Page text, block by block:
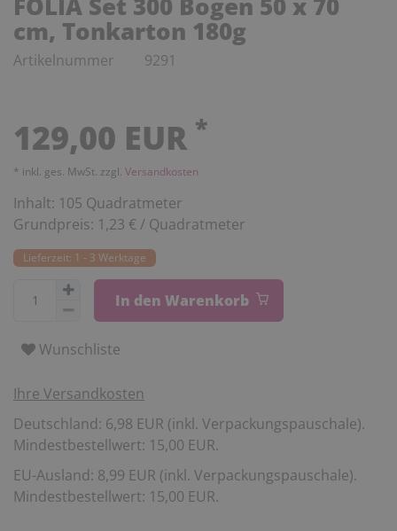
cm, Tonkarton 180g
Artikelnummer 9291
129,00 EUR *
* inkl. ges. MwSt. zzgl. Versandkosten
Inhalt: 105 Quadratmeter
Grundpreis: 1,23 € / Quadratmeter
Lieferzeit: 1 - 3 Werktage
In den Warenkorb
Wunschliste
Ihre Versandkosten
Deutschland: 6,98 EUR (inkl. Verpackungspauschale).
Mindestbestellwert: 15,00 EUR.
EU-Ausland: 8,99 EUR (inkl. Verpackungspauschale).
Mindestbestellwert: 15,00 EUR.